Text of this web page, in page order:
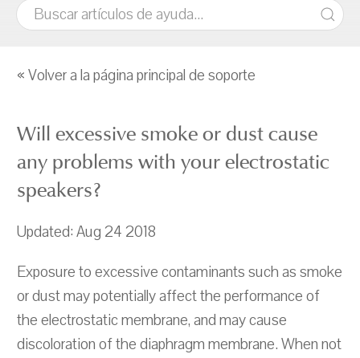
« Volver a la página principal de soporte
Will excessive smoke or dust cause
any problems with your electrostatic
speakers?
Updated: Aug 24 2018
Exposure to excessive contaminants such as smoke
or dust may potentially affect the performance of
the electrostatic membrane, and may cause
discoloration of the diaphragm membrane. When not